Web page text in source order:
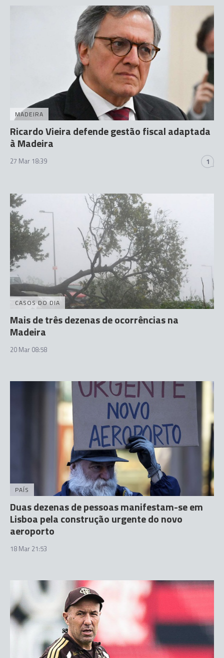
MADEIRA
Ricardo Vieira defende gestão fiscal adaptada
à Madeira
27 Mar 18:39 1
CASOS DO DIA
Mais de três dezenas de ocorrências na
Madeira
20 Mar 08:58
PAÍS
Duas dezenas de pessoas manifestam-se em
Lisboa pela construção urgente do novo
aeroporto
18 Mar 21:53